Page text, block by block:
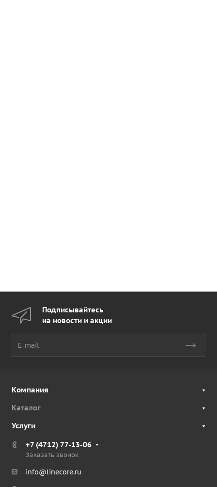
Подписывайтесь
на новости и акции
Компания
Каталог
Услуги
+7 (4712) 77-13-06
Заказать звонок
info@linecore.ru